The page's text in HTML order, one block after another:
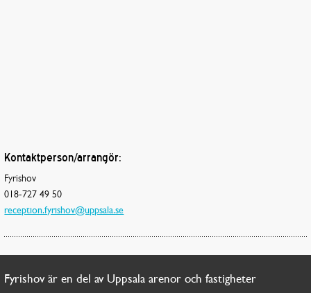
Kontaktperson/arrangör:
Fyrishov
018-727 49 50
reception.fyrishov@uppsala.se
Fyrishov är en del av Uppsala arenor och fastigheter